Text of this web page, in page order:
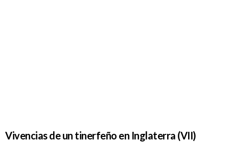
Vivencias de un tinerfeño en Inglaterra (VII)